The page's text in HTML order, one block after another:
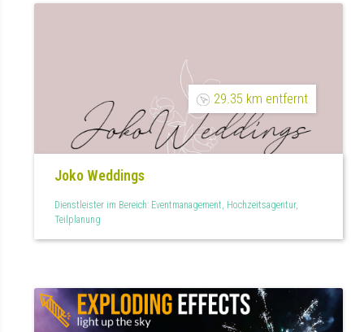
29.35 km entfernt
Joko Weddings
Dienstleister im Bereich: Eventmanagement, Hochzeitsagentur,
Teilplanung